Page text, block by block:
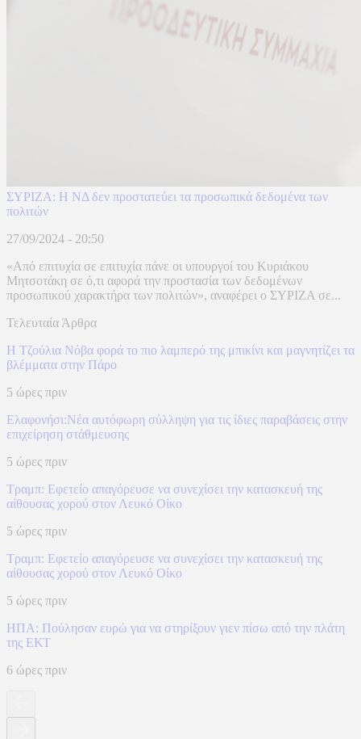
ΣΥΡΙΖΑ: Η ΝΔ δεν προστατεύει τα προσωπικά δεδομένα των
πολιτών
27/09/2024 - 20:50
«Από επιτυχία σε επιτυχία πάνε οι υπουργοί του Κυριάκου
Μητσοτάκη σε ό,τι αφορά την προστασία των δεδομένων
προσωπικού χαρακτήρα των πολιτών», αναφέρει ο ΣΥΡΙΖΑ σε...
Τελευταία Άρθρα
Η Τζούλια Νόβα φορά το πιο λαμπερό της μπικίνι και μαγνητίζει τα
βλέμματα στην Πάρο
5 ώρες πριν
Ελαφονήσι:Νέα αυτόφωρη σύλληψη για τις ίδιες παραβάσεις στην
επιχείρηση στάθμευσης
5 ώρες πριν
Τραμπ: Εφετείο απαγόρευσε να συνεχίσει την κατασκευή της
αίθουσας χορού στον Λευκό Οίκο
5 ώρες πριν
Τραμπ: Εφετείο απαγόρευσε να συνεχίσει την κατασκευή της
αίθουσας χορού στον Λευκό Οίκο
5 ώρες πριν
ΗΠΑ: Πούλησαν ευρώ για να στηρίξουν γιεν πίσω από την πλάτη
της ΕΚΤ
6 ώρες πριν